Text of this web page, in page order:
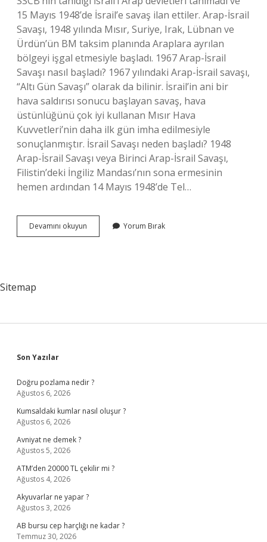
15 Mayıs 1948’de İsrail’e savaş ilan ettiler. Arap-İsrail
Savaşı, 1948 yılında Mısır, Suriye, Irak, Lübnan ve
Ürdün’ün BM taksim planında Araplara ayrılan
bölgeyi işgal etmesiyle başladı. 1967 Arap-İsrail
Savaşı nasıl başladı? 1967 yılındaki Arap-İsrail savaşı,
“Altı Gün Savaşı” olarak da bilinir. İsrail’in ani bir
hava saldırısı sonucu başlayan savaş, hava
üstünlüğünü çok iyi kullanan Mısır Hava
Kuvvetleri’nin daha ilk gün imha edilmesiyle
sonuçlanmıştır. İsrail Savaşı neden başladı? 1948
Arap-İsrail Savaşı veya Birinci Arap-İsrail Savaşı,
Filistin’deki İngiliz Mandası’nın sona ermesinin
hemen ardından 14 Mayıs 1948’de Tel…
Devamını okuyun
Arap-
Yorum Bırak
Sitemap
Sidebar
Son Yazılar
Doğru pozlama nedir ?
Ağustos 6, 2026
Kumsaldaki kumlar nasıl oluşur ?
Ağustos 6, 2026
Avniyat ne demek ?
Ağustos 5, 2026
ATM’den 20000 TL çekilir mi ?
Ağustos 4, 2026
Akyuvarlar ne yapar ?
Ağustos 3, 2026
AB bursu cep harçlığı ne kadar ?
Temmuz 30, 2026